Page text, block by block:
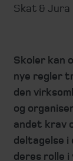
Skat & Jura
Skoler kan
nye regler
den
og
andet krav
deltagelse i
deres rolle